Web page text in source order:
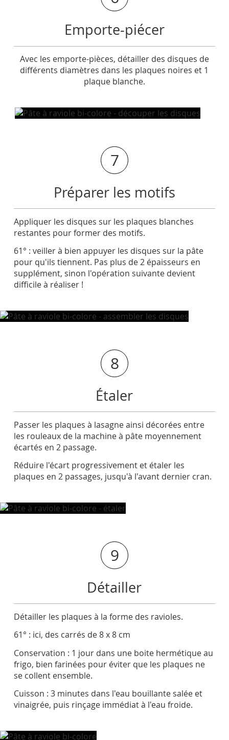
Emporte-piécer
Avec les emporte-pièces, détailler des disques de
différents diamètres dans les plaques noires et 1
plaque blanche.
7
Préparer les motifs
Appliquer les disques sur les plaques blanches
restantes pour former des motifs.
61° : veiller à bien appuyer les disques sur la pâte
pour qu'ils tiennent. Pas plus de 2 épaisseurs en
supplément, sinon l'opération suivante devient
difficile à réaliser !
8
Étaler
Passer les plaques à lasagne ainsi décorées entre
les rouleaux de la machine à pâte moyennement
écartés en 2 passage.
Réduire l'écart progressivement et étaler les
plaques en 2 passages, jusqu'à l'avant dernier cran.
9
Détailler
Détailler les plaques à la forme des ravioles.
61° : ici, des carrés de 8 x 8 cm
Conservation : 1 jour dans une boite hermétique au
frigo, bien farinées pour éviter que les plaques ne
se collent ensemble.
Cuisson : 3 minutes dans l'eau bouillante salée et
vinaigrée, puis rinçage immédiat à l'eau froide.